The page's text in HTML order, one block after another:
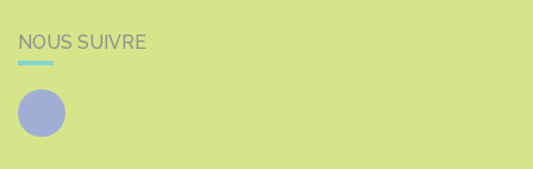
NOUS SUIVRE
Facebook